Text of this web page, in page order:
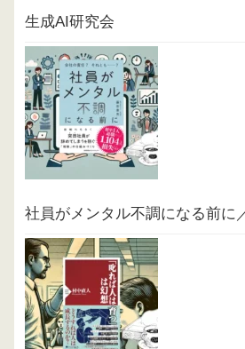
生成AI研究会
社員がメンタル不調になる前に